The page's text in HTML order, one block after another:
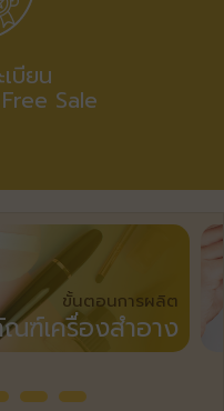
บียน
Sale
ขั้นตอนการผลิต
ฑ์เครื่องสำอาง